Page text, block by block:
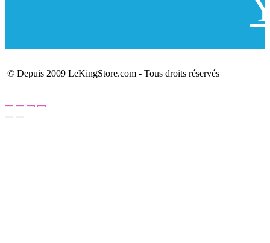
© Depuis 2009 LeKingStore.com - Tous droits réservés